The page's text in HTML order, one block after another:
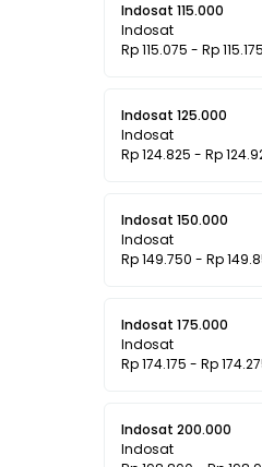
Indosat 115.000
Indosat
Rp 115.075 - Rp 115.175
Indosat 125.000
Indosat
Rp 124.825 - Rp
Indosat 150.000
Indosat
Rp 149.750 - Rp
Indosat 175.000
Indosat
Rp 174.175 - Rp
Indosat 200.000
Indosat